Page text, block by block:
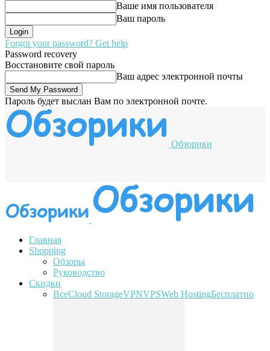
Ваше имя пользователя
Ваш пароль
Forgot your password? Get help
Password recovery
Восстановите свой пароль
Ваш адрес электронной почты
Пароль будет выслан Вам по электронной почте.
Обзорики
Главная
Shopping
Обзоры
Руководство
Скидки
ВсеCloud StorageVPNVPSWeb HostingБесплатно